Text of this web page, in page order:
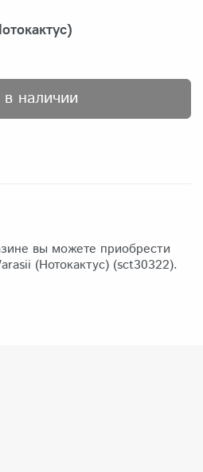
наличии
вы можете приобрести
(Нотокактус) (sct30322).
самовывозом из нашего
через Яндекс-доставку или
открытой корневой
суккулентов, они